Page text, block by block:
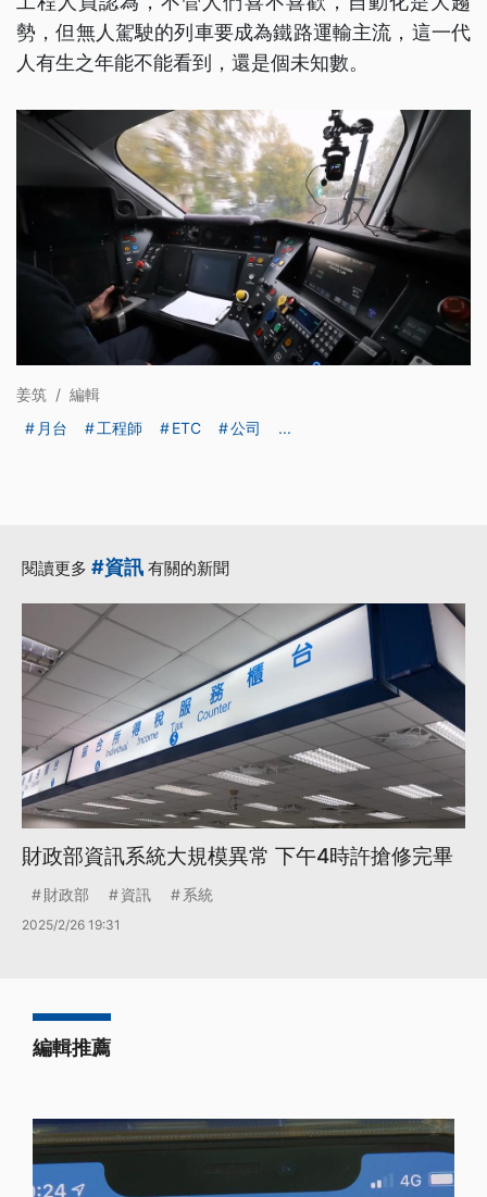
勢，但無人駕駛的列車要成為鐵路運輸主流，這一代
人有生之年能不能看到，還是個未知數。
姜筑 / 編輯
月台
工程師 ETC 公司 ...
閱讀更多 #資訊 有關的新聞
財政部資訊系統大規模異常 下午4時許搶修完畢
財政部 資訊 系統
2025/2/26 19:31
編輯推薦